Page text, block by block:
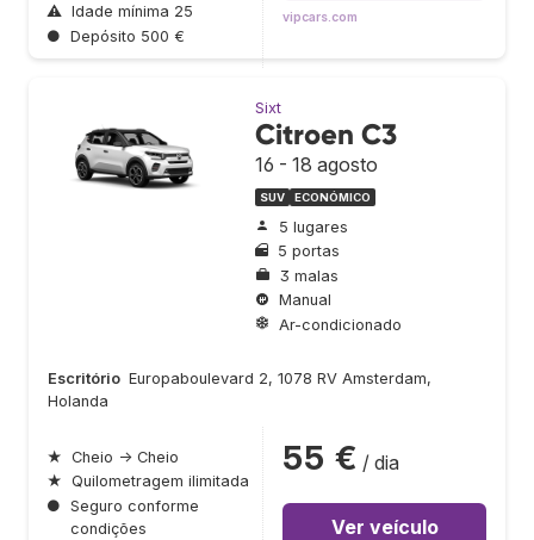
⚠ Idade mínima 25
● Depósito 500 €
vipcars.com
Sixt
Citroen C3
16 - 18 agosto
SUV ECONÓMICO
5 lugares
5 portas
3 malas
Manual
Ar-condicionado
Escritório Europaboulevard 2, 1078 RV Amsterdam,
Holanda
★ Cheio → Cheio
★ Quilometragem ilimitada
● Seguro conforme
condições
55 € / dia
Ver veículo